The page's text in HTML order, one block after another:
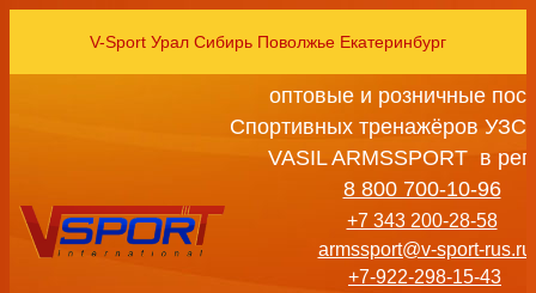
V-Sport Урал Сибирь Поволжье Екатеринбург
оптовые и розничные
Спортивных тренажёров
VASIL ARMSSPORT в
8 800 700-10-96
+7 343 200-28-58
armssport@v-sport-rus.ru
+7-922-298-15-43